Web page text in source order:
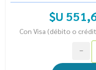
$U
Con Visa (débito o
h